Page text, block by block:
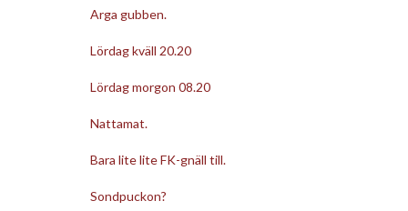
Arga gubben.
Lördag kväll 20.20
Lördag morgon 08.20
Nattamat.
Bara lite lite FK-gnäll till.
Sondpuckon?